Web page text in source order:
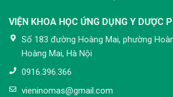
VIỆN KHOA HỌC ỨNG DỤNG Y DƯỢC
Số 183 đường Hoàng Mai, phường
Hoàng Mai, Hà Nội
0916.396.366
vieninomas@gmail.com